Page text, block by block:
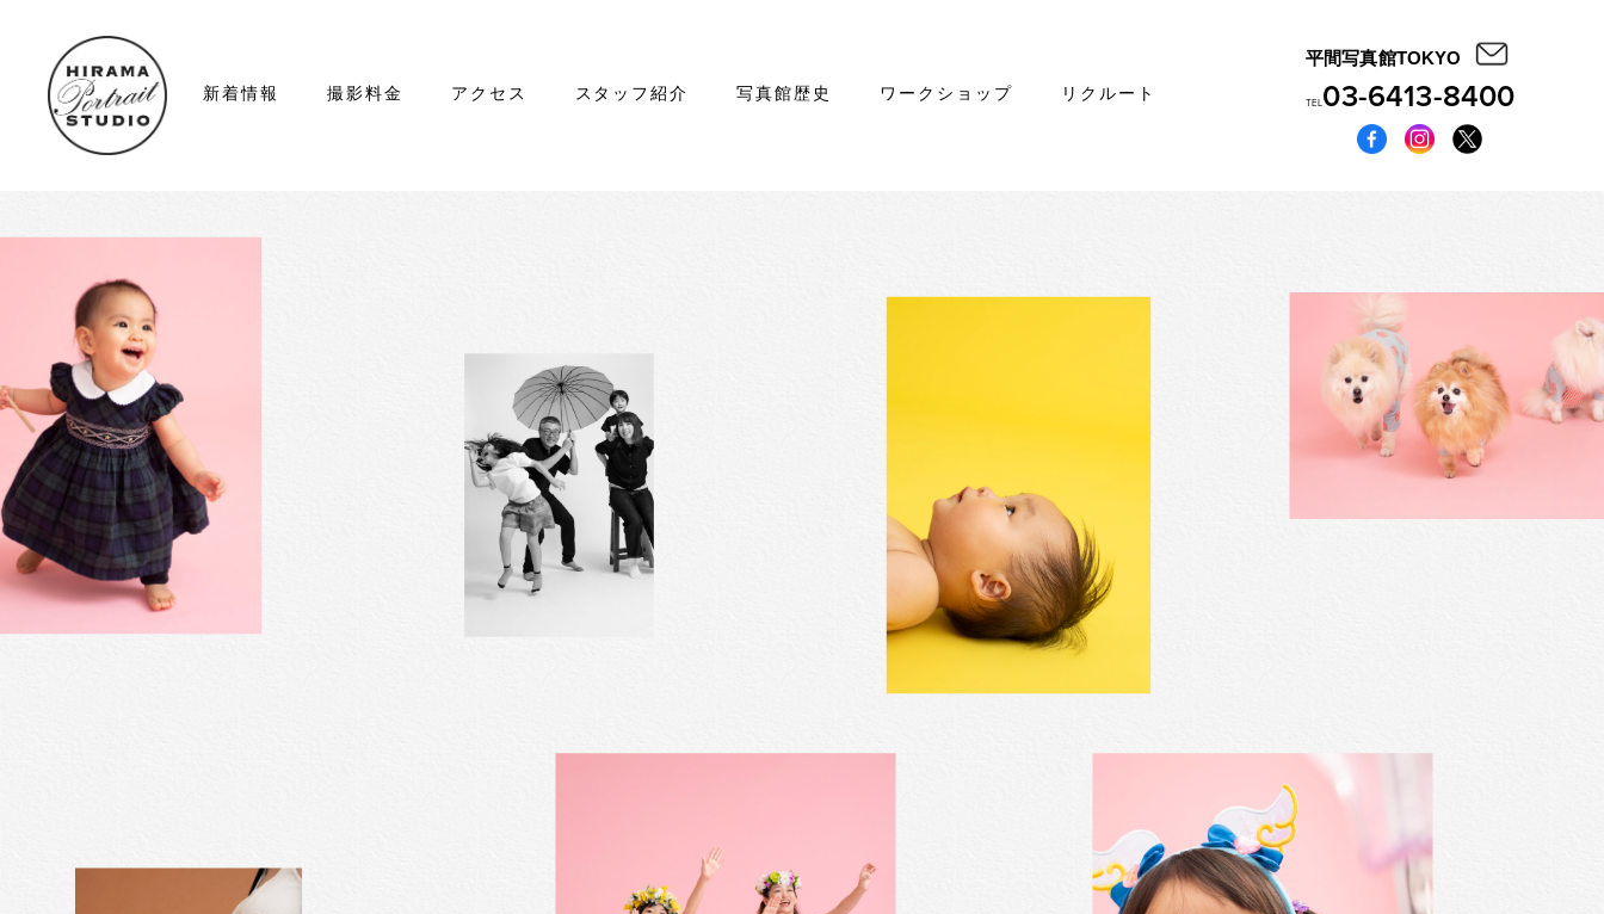
平間写真館TOKYO
TEL03-6413-8400
新着情報 撮影料金 アクセス スタッフ紹介 写真館歴史 ワークショップ リクルート